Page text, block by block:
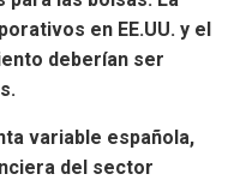
en EE.UU. y el
deberían ser
variable española,
del sector